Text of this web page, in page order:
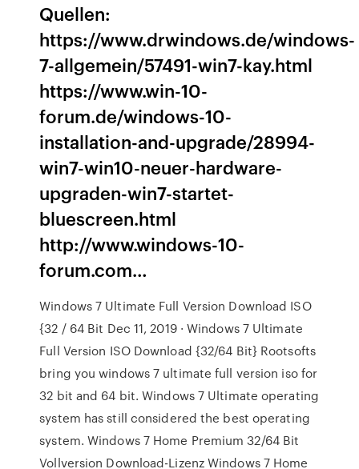
Quellen:
https://www.drwindows.de/windows-
7-allgemein/57491-win7-kay.html
https://www.win-10-
forum.de/windows-10-
installation-and-upgrade/28994-
win7-win10-neuer-hardware-
upgraden-win7-startet-
bluescreen.html
http://www.windows-10-
forum.com…
Windows 7 Ultimate Full Version Download ISO
{32 / 64 Bit Dec 11, 2019 · Windows 7 Ultimate
Full Version ISO Download {32/64 Bit} Rootsofts
bring you windows 7 ultimate full version iso for
32 bit and 64 bit. Windows 7 Ultimate operating
system has still considered the best operating
system. Windows 7 Home Premium 32/64 Bit
Vollversion Download-Lizenz Windows 7 Home